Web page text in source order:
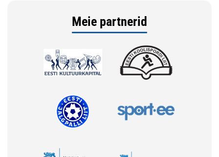
Meie partnerid